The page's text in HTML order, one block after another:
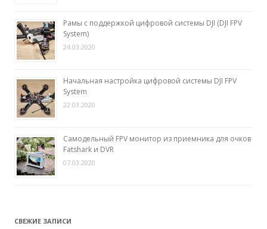
Рамы с поддержкой цифровой системы DJI (DJI FPV
System)
24.03.2020
Начальная настройка цифровой системы DJI FPV
System
22.03.2020
Самодельный FPV монитор из приемника для очков
Fatshark и DVR
07.03.2020
СВЕЖИЕ ЗАПИСИ